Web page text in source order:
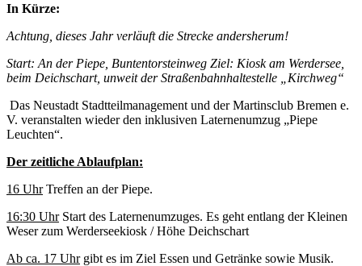
In Kürze:
Achtung, dieses Jahr verläuft die Strecke andersherum!
Start: An der Piepe, Buntentorsteinweg Ziel: Kiosk am Werdersee,
beim Deichschart, unweit der Straßenbahnhaltestelle „Kirchweg“
Das Neustadt Stadtteilmanagement und der Martinsclub Bremen e.
V. veranstalten wieder den inklusiven Laternenumzug „Piepe
Leuchten“.
Der zeitliche Ablaufplan:
16 UhrTreffen an der Piepe.
16:30 UhrStart des Laternenumzuges. Es geht entlang der Kleinen
Weser zum Werderseekiosk / Höhe Deichschart
Ab ca. 17 Uhrgibt es im Ziel Essen und Getränke sowie Musik.